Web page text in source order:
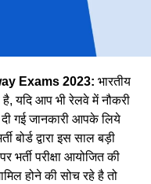
ताने सुनाते है लेकिन वे
काम पूरे मन से करती है।
चाहिए। क्योंकि महिला
Exams 2023: भारतीय
है, यदि आप भी रेलवे में नौकरी
गई जानकारी आपके लिये
बोर्ड द्वारा इस साल बड़ी
परीक्षा आयोजित की
होने की सोच रहे है तो